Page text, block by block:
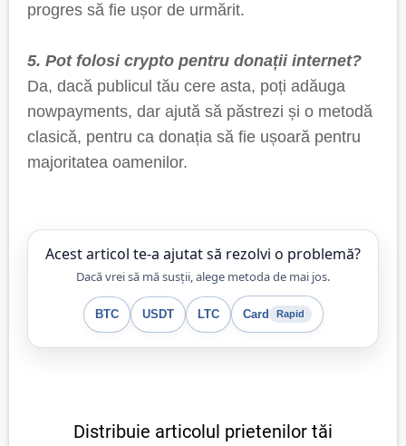
progres să fie ușor de urmărit.
5. Pot folosi crypto pentru donații internet?
Da, dacă publicul tău cere asta, poți adăuga
nowpayments, dar ajută să păstrezi și o metodă
clasică, pentru ca donația să fie ușoară pentru
majoritatea oamenilor.
Acest articol te-a ajutat să rezolvi o problemă?
Dacă vrei să mă susții, alege metoda de mai jos.
BTC USDT LTC Card Rapid
Distribuie articolul prietenilor tăi